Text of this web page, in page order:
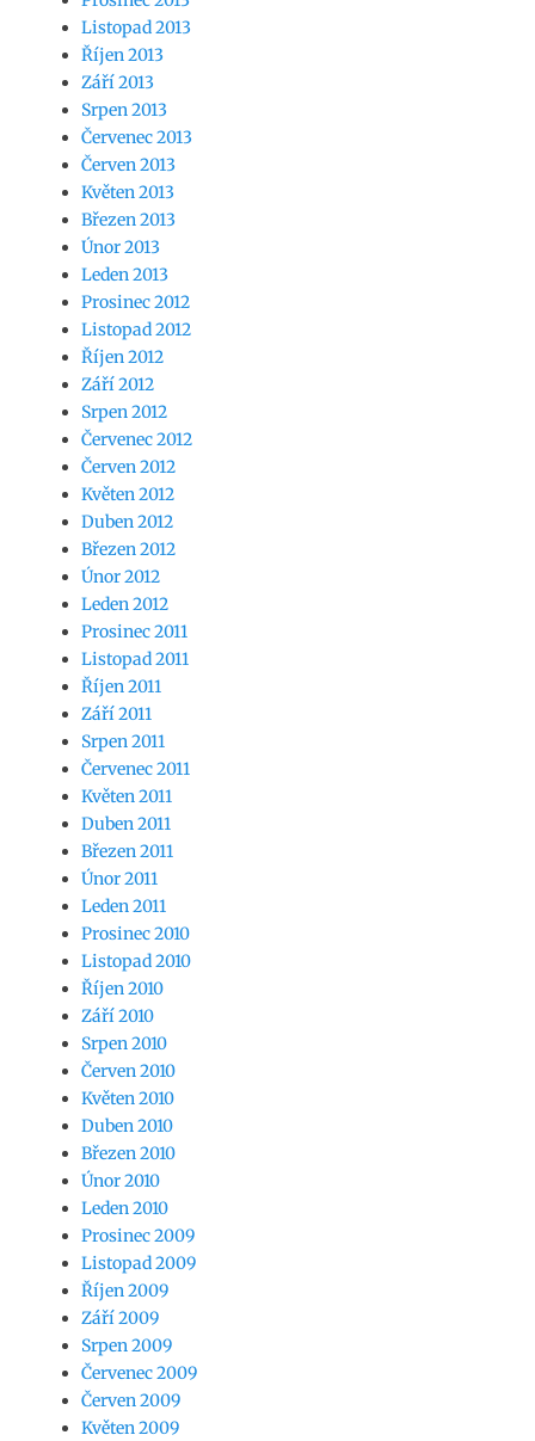
Listopad 2013
Říjen 2013
Září 2013
Srpen 2013
Červenec 2013
Červen 2013
Květen 2013
Březen 2013
Únor 2013
Leden 2013
Prosinec 2012
Listopad 2012
Říjen 2012
Září 2012
Srpen 2012
Červenec 2012
Červen 2012
Květen 2012
Duben 2012
Březen 2012
Únor 2012
Leden 2012
Prosinec 2011
Listopad 2011
Říjen 2011
Září 2011
Srpen 2011
Červenec 2011
Květen 2011
Duben 2011
Březen 2011
Únor 2011
Leden 2011
Prosinec 2010
Listopad 2010
Říjen 2010
Září 2010
Srpen 2010
Červen 2010
Květen 2010
Duben 2010
Březen 2010
Únor 2010
Leden 2010
Prosinec 2009
Listopad 2009
Říjen 2009
Září 2009
Srpen 2009
Červenec 2009
Červen 2009
Květen 2009